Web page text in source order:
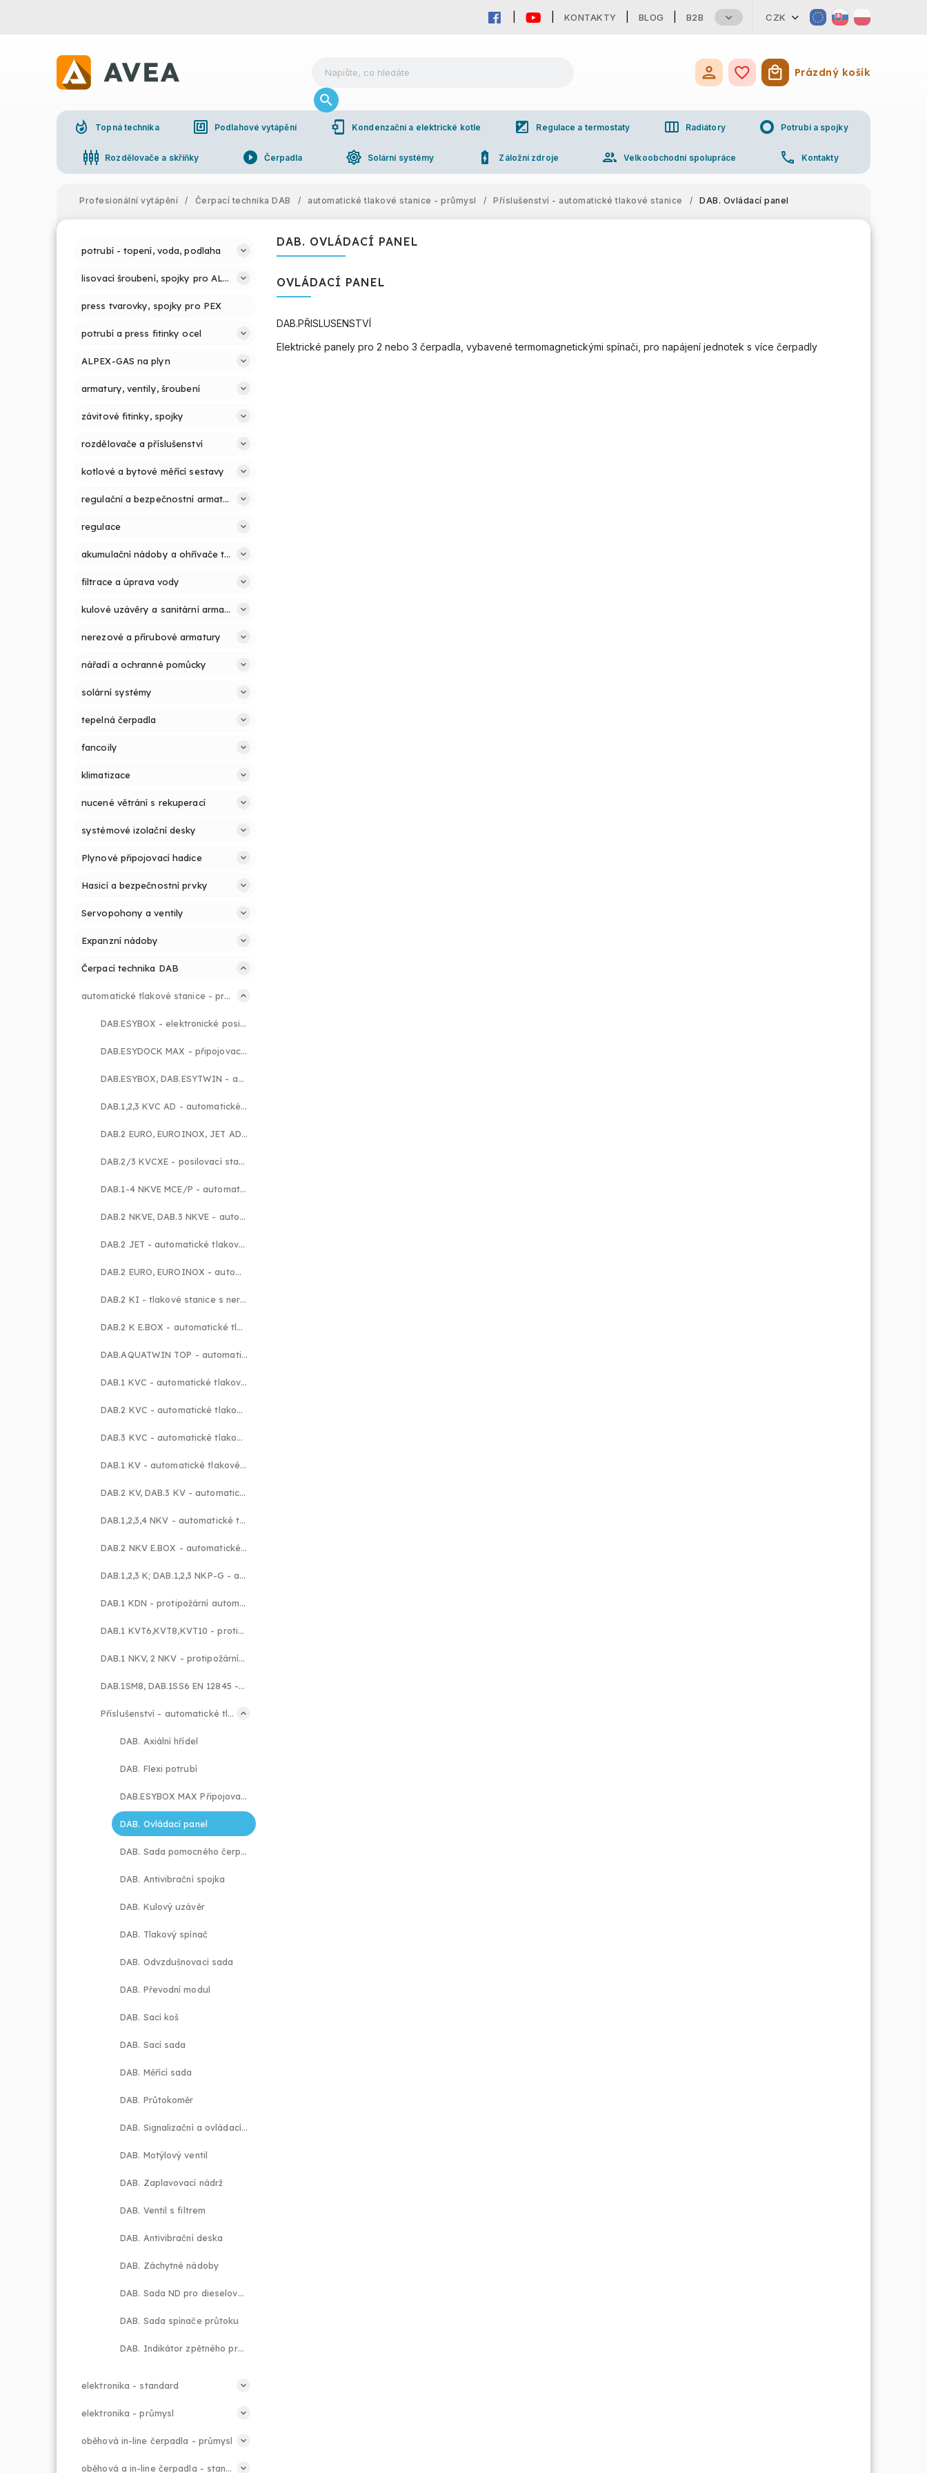
KONTAKTY BLOG B2B CZK
Nákupní košík
Prázdný košík
whatshot Topná technika nfc Podlahové vytápění phonelink_setup Kondenzační a elektrické kotle iso Regulace a termostaty view_week Radiátory trip_origin Potrubí a spojky
settings_input_component Rozdělovače a skříňky play_circle_filled Čerpadla brightness_high Solární systémy battery_charging_full Záložní zdroje group Velkoobchodní spolupráce phone Kontakty
Profesionální vytápění / Čerpací technika DAB / automatické tlakové stanice - průmysl / Příslušenství - automatické tlakové stanice / DAB. Ovládací panel
potrubí - topení, voda, podlaha
lisovací šroubení, spojky pro ALPEX PRESS
press tvarovky, spojky pro PEX
potrubí a press fitinky ocel
ALPEX-GAS na plyn
armatury, ventily, šroubení
závitové fitinky, spojky
rozdělovače a příslušenství
kotlové a bytové měřící sestavy
regulační a bezpečnostní armatury
regulace
akumulační nádoby a ohřívače teplé vody
filtrace a úprava vody
kulové uzávěry a sanitární armatury
nerezové a přírubové armatury
nářadí a ochranné pomůcky
solární systémy
tepelná čerpadla
fancoily
klimatizace
nucené větrání s rekuperací
systémové izolační desky
Plynové připojovací hadice
Hasicí a bezpečnostní prvky
Servopohony a ventily
Expanzní nádoby
Čerpací technika DAB
automatické tlakové stanice - průmysl
DAB.ESYBOX - elektronické posilovací stanice
DAB.ESYDOCK MAX - připojovací základny
DAB.ESYBOX, DAB.ESYTWIN - automatické tlakové stanice s frekv. měničem
DAB.1,2,3 KVC AD - automatické tlakové stanice s frekv. měničem
DAB.2 EURO, EUROINOX, JET AD - automatické tlakové stanice s frekv. měničem
DAB.2/3 KVCXE - posilovací stanice s frekv. měničem
DAB.1-4 NKVE MCE/P - automatické tlakové stanice s frekv. měničem
DAB.2 NKVE, DAB.3 NKVE - automatické tlakové stanice s frekv. měničem
DAB.2 JET - automatické tlakové stanice
DAB.2 EURO, EUROINOX - automatické tlakové stanice
DAB.2 KI - tlakové stanice s nerezovými odstředivými čerpadly
DAB.2 K E.BOX - automatické tlakové stanice
DAB.AQUATWIN TOP - automatické tlakové stanice pro dešťovou vodu
DAB.1 KVC - automatické tlakové stanice
DAB.2 KVC - automatické tlakové stanice
DAB.3 KVC - automatické tlakové stanice
DAB.1 KV - automatické tlakové stanice
DAB.2 KV, DAB.3 KV - automatické tlakové stanice
DAB.1,2,3,4 NKV - automatické tlakové stanice
DAB.2 NKV E.BOX - automatické tlakové stanice
DAB.1,2,3 K; DAB.1,2,3 NKP-G - automatické tlakové stanice
DAB.1 KDN - protipožární automatické stanice EN12845
DAB.1 KVT6,KVT8,KVT10 - protipožární automatické stanice
DAB.1 NKV, 2 NKV - protipožární stanice EN 12845 s vertikálními čerpadly
DAB.1SM8, DAB.1SS6 EN 12845 - protipožární stanice dle EN 12845 s ponornými čerp.
Příslušenství - automatické tlakové stanice
DAB. Axiální hřídel
DAB. Flexi potrubí
DAB.ESYBOX MAX Připojovací kit
DAB. Ovládací panel
DAB. Sada pomocného čerpadla
DAB. Antivibrační spojka
DAB. Kulový uzávěr
DAB. Tlakový spínač
DAB. Odvzdušnovací sada
DAB. Převodní modul
DAB. Sací koš
DAB. Sací sada
DAB. Měřící sada
DAB. Průtokoměr
DAB. Signalizační a ovládací modul
DAB. Motýlový ventil
DAB. Zaplavovací nádrž
DAB. Ventil s filtrem
DAB. Antivibrační deska
DAB. Záchytné nádoby
DAB. Sada ND pro dieselové motory
DAB. Sada spínače průtoku
DAB. Indikátor zpětného průtoku
elektronika - standard
elektronika - průmysl
oběhová in-line čerpadla - průmysl
oběhová a in-line čerpadla - standard
DAB. OVLÁDACÍ PANEL
OVLÁDACÍ PANEL
DAB.PŘISLUSENSTVÍ
Elektrické panely pro 2 nebo 3 čerpadla, vybavené termomagnetickými spínači, pro napájení jednotek s více čerpadly